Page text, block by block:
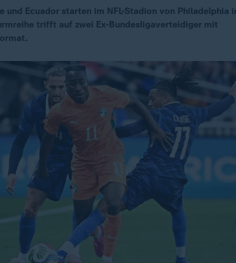
und Ecuador starten im NFL-Stadion von Philadelphia
trifft auf zwei Ex-Bundesligaverteidiger mit